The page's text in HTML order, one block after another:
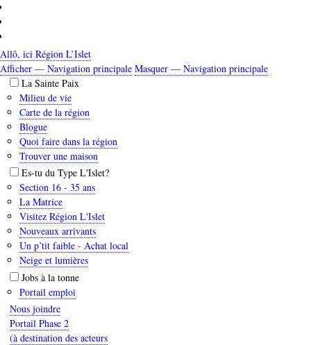
Aller
au
contenu
principal
Allô, ici Région L’Islet
Navigation
principale
Afficher — Navigation principale Masquer — Navigation principale
La Sainte Paix
Milieu de vie
Carte de la région
Blogue
Quoi faire dans la région
Trouver une maison
Es-tu du Type L'Islet?
Section 16 - 35 ans
La Matrice
Visitez Région L'Islet
Nouveaux arrivants
Un p’tit faible - Achat local
Neige et lumières
Jobs à la tonne
Portail emploi
Nous joindre
Portail Phase 2
(à destination des acteurs